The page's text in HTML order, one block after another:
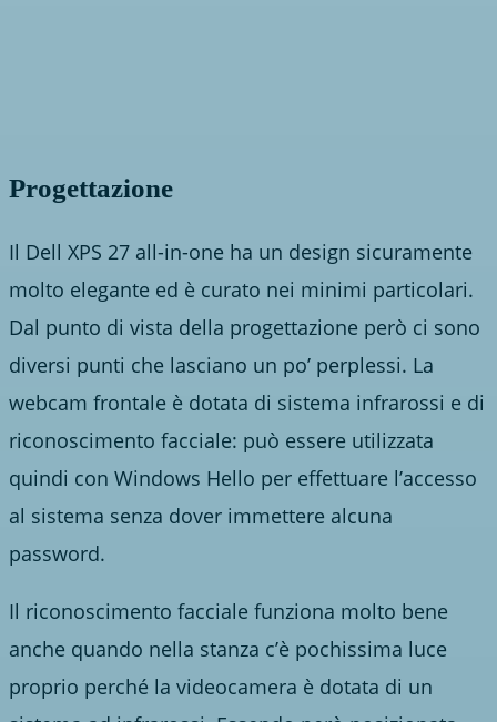
Progettazione
Il Dell XPS 27 all-in-one ha un design sicuramente
molto elegante ed è curato nei minimi particolari.
Dal punto di vista della progettazione però ci sono
diversi punti che lasciano un po’ perplessi. La
webcam frontale è dotata di sistema infrarossi e di
riconoscimento facciale: può essere utilizzata
quindi con Windows Hello per effettuare l’accesso
al sistema senza dover immettere alcuna
password.
Il riconoscimento facciale funziona molto bene
anche quando nella stanza c’è pochissima luce
proprio perché la videocamera è dotata di un